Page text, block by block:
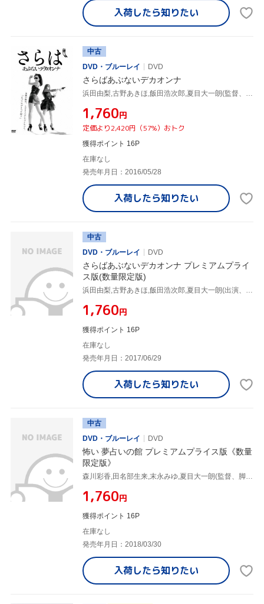
入荷したら知りたい
中古
DVD・ブルーレイ
DVD
さらばあぶないデカオンナ
浜田由梨,古野あきほ,飯田浩次郎,夏目大一朗(監督、脚本、出演)
¥1,760円
定価より2,420円（57%）おトク
獲得ポイント 16P
在庫なし
発売年月日：2016/05/28
入荷したら知りたい
中古
DVD・ブルーレイ
DVD
さらばあぶないデカオンナ プレミアムプライ
ス版(数量限定版)
浜田由梨,古野あきほ,飯田浩次郎,夏目大一朗(出演、監督、脚本)
¥1,760円
獲得ポイント 16P
在庫なし
発売年月日：2017/06/29
入荷したら知りたい
中古
DVD・ブルーレイ
DVD
怖い 夢占いの館 プレミアムプライス版《数量
限定版》
森川彩香,田名部生来,末永みゆ,夏目大一朗(監督、脚本),高橋剛(音楽)
¥1,760円
獲得ポイント 16P
在庫なし
発売年月日：2018/03/30
入荷したら知りたい